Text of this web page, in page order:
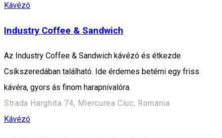
Kávézó
Industry Coffee & Sandwich
Az Industry Coffee & Sandwich kávézó és étkezde
Csíkszeredában található. Ide érdemes betérni egy friss
kávéra, gyors ás finom harapnivalóra.
Strada Harghita 74, Miercurea Ciuc, Romania
Kávézó